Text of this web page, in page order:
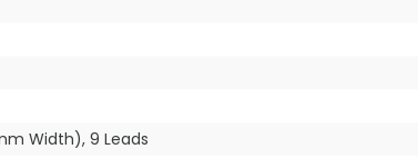
Width), 9 Leads